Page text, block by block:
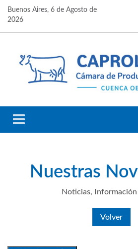
Buenos Aires, 6 de Agosto de
2026
Nuestras
Noticias, Información
Volver